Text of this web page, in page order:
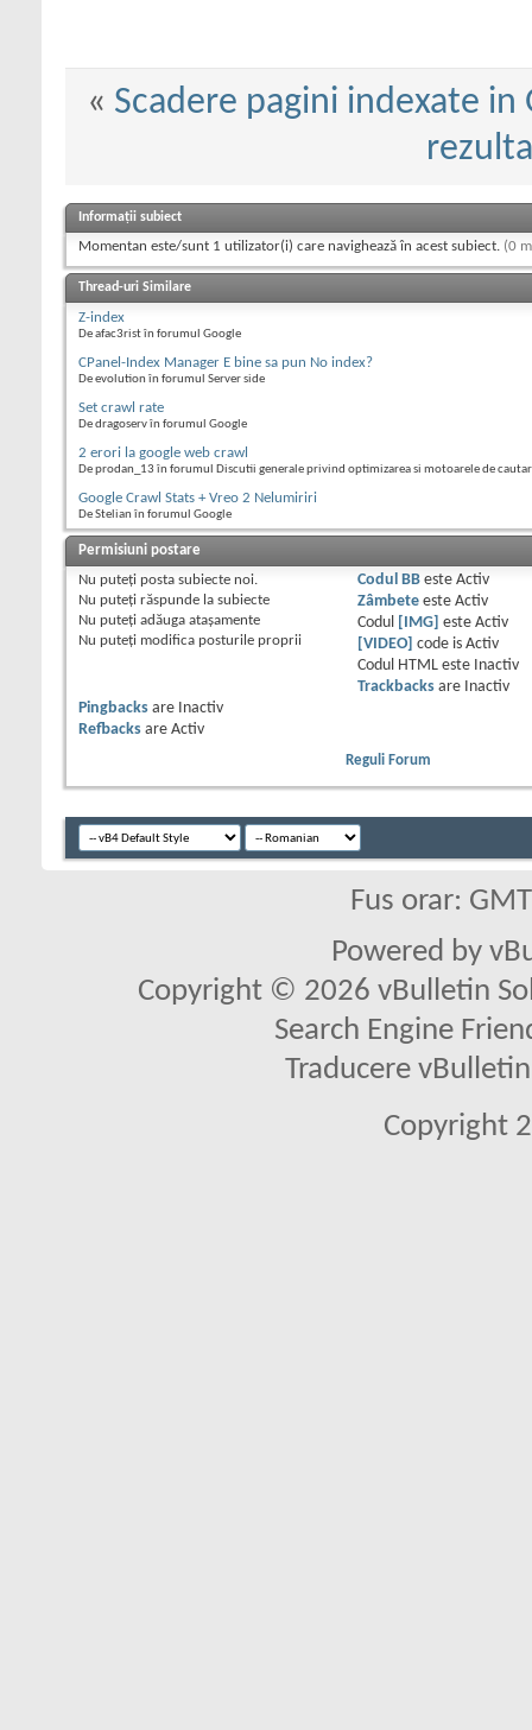
« Scadere pagini indexate in
Informații subiect
Momentan este/sunt 1 utilizator(i) care navighează în acest subiect. (0
Thread-uri Similare
Z-index
De afac3rist în forumul Google
CPanel-Index Manager E bine sa pun No index?
De evolution în forumul Server side
Set crawl rate
De dragoserv în forumul Google
2 erori la google web crawl
De prodan_13 în forumul Discutii generale privind optimizarea si motoarele de
Google Crawl Stats + Vreo 2 Nelumiriri
De Stelian în forumul Google
Permisiuni postare
Nu puteţi posta subiecte noi.
Nu puteţi răspunde la subiecte
Nu puteţi adăuga ataşamente
Nu puteţi modifica posturile proprii
Codul BBeste Activ
Zâmbeteeste Activ
Codul
[IMG] este Activ
[VIDEO] code is Activ
Codul HTML este
Inactiv
Trackbacksare
Inactiv
Pingbacks are
Inactiv
Refbacks are Activ
Reguli Forum
Fus orar:
Powered by
Copyright © 2026 vBulletin
Search Engine
Traducere
Copyright